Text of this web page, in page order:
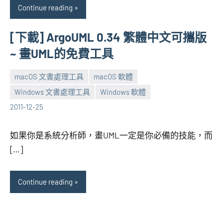
Continue reading
[下載] ArgoUML 0.34 繁體中文可攜版
~ 畫UML的免費工具
macOS 文書處理工具
macOS 軟體
Windows 文書處理工具
Windows 軟體
2011-12-25
張
海
No
comments
如果你是系統分析師，畫UML一定是你必備的技能，而
[…]
Continue reading